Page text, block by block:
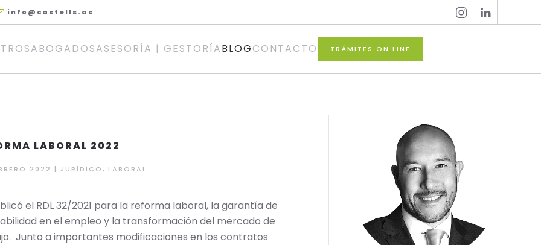
info@castells.ac
ABOGADOSASESORÍA | GESTORÍABLOGCONTACTO TRÁMITES ON LINE
LABORAL 2022
2022 | JURÍDICO, LABORAL
el RDL 32/2021 para la reforma laboral, la garantía de
en el empleo y la transformación del mercado de
Junto a importantes modificaciones en los contratos